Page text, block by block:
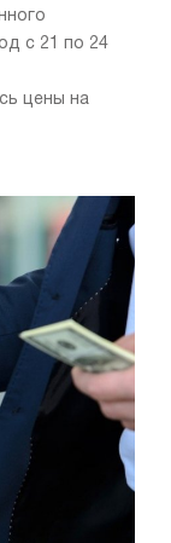
с 21 по 24
цены на